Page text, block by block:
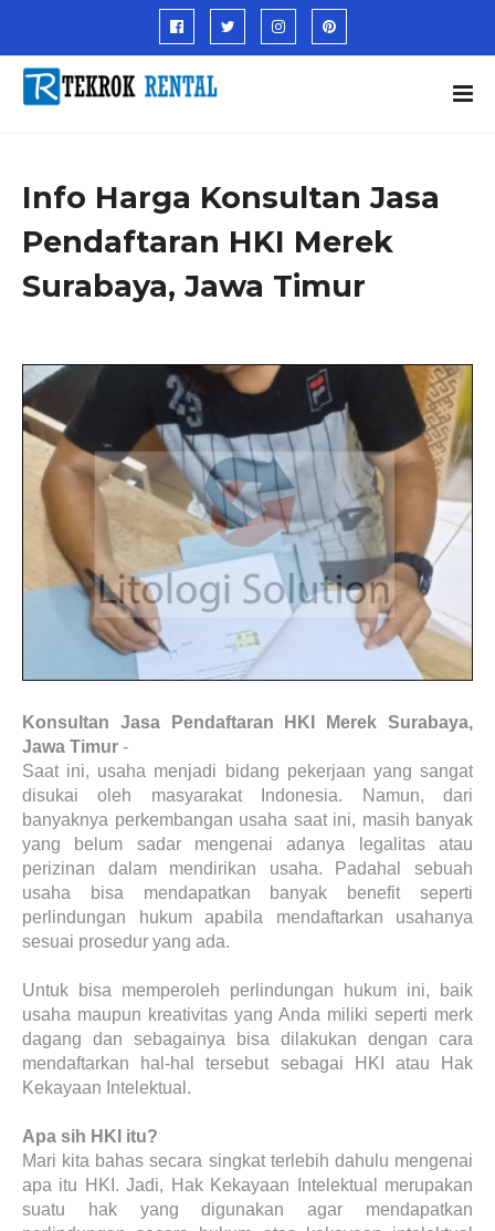
Info Harga Konsultan Jasa
Pendaftaran HKI Merek
Surabaya, Jawa Timur
Konsultan Jasa Pendaftaran HKI Merek Surabaya,
Jawa Timur -
Saat ini, usaha menjadi bidang pekerjaan yang sangat
disukai oleh masyarakat Indonesia. Namun, dari
banyaknya perkembangan usaha saat ini, masih banyak
yang belum sadar mengenai adanya legalitas atau
perizinan dalam mendirikan usaha. Padahal sebuah
usaha bisa mendapatkan banyak benefit seperti
perlindungan hukum apabila mendaftarkan usahanya
sesuai prosedur yang ada.
Untuk bisa memperoleh perlindungan hukum ini, baik
usaha maupun kreativitas yang Anda miliki seperti merk
dagang dan sebagainya bisa dilakukan dengan cara
mendaftarkan hal-hal tersebut sebagai HKI atau Hak
Kekayaan Intelektual.
Apa sih HKI itu?
Mari kita bahas secara singkat terlebih dahulu mengenai
apa itu HKI. Jadi, Hak Kekayaan Intelektual merupakan
suatu hak yang digunakan agar mendapatkan